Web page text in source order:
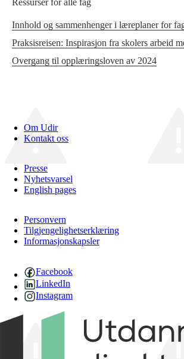
Ressurser for alle fag
Innhold og sammenhenger i læreplaner for
Praksisreisen: Inspirasjon fra skolers arbeid
Overgang til opplæringsloven av 2024
Om Udir
Kontakt oss
Presse
Nyhetsvarsel
English pages
Personvern
Tilgjengelighetserklæring
Informasjonskapsler
Facebook
LinkedIn
Instagram